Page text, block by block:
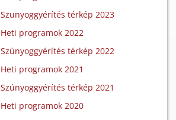
Szunyoggyérítés térkép 2023
Heti programok 2022
Szúnyoggyérítés térkép 2022
Heti programok 2021
Szúnyoggyérítés térkép 2021
Heti programok 2020